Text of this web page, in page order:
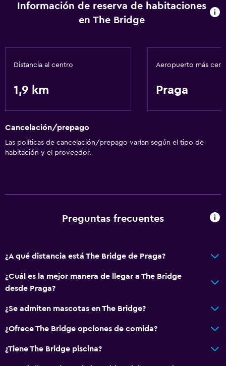
Información de reserva de habitaciones
en The Bridge
Distancia al centro
1,9 km
Aeropuerto más
Praga
Cancelación/prepago
Las políticas de cancelación/prepago varían según el tipo de
habitación y el proveedor.
Preguntas frecuentes
¿A qué distancia está The Bridge de Praga?
¿Cuál es la mejor manera de llegar a The Bridge
desde Praga?
¿Se admiten mascotas en The Bridge?
¿Ofrece The Bridge opciones de comida?
¿Tiene The Bridge piscina?